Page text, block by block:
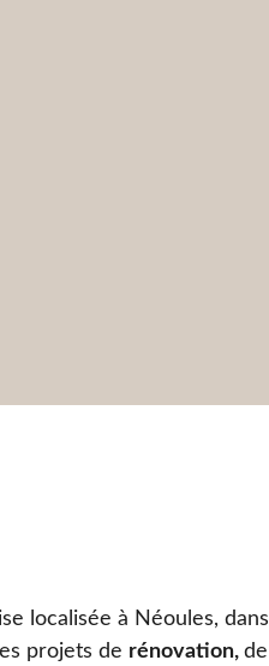
localisée à Néoules, dans
projets de rénovation, de